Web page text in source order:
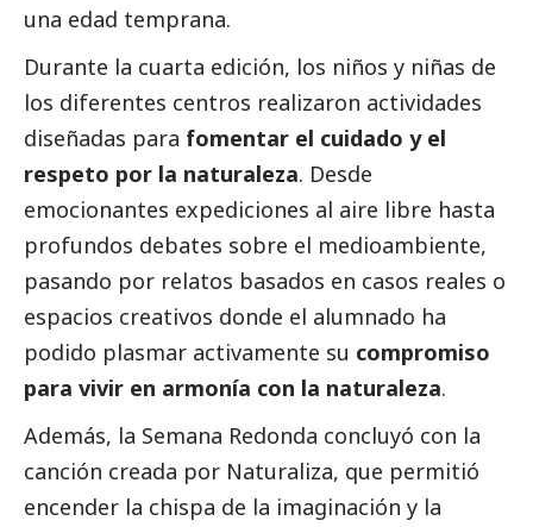
una edad temprana.
Durante la cuarta edición, los niños y niñas de
los diferentes centros realizaron actividades
diseñadas para fomentar el cuidado y el
respeto por la naturaleza. Desde
emocionantes expediciones al aire libre hasta
profundos debates sobre el medioambiente,
pasando por relatos basados en casos reales o
espacios creativos donde el alumnado ha
podido plasmar activamente su compromiso
para vivir en armonía con la naturaleza.
Además, la Semana Redonda concluyó con la
canción creada por Naturaliza, que permitió
encender la chispa de la imaginación y la